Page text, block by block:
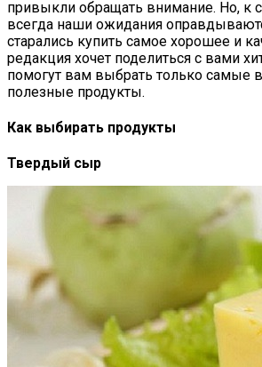
привыкли обращать внимание. Но, к
всегда наши ожидания
старались купить самое хорошее и
редакция хочет поделиться с вами
помогут вам выбрать только самые
полезные продукты.
Как выбирать продукты
Твердый сыр